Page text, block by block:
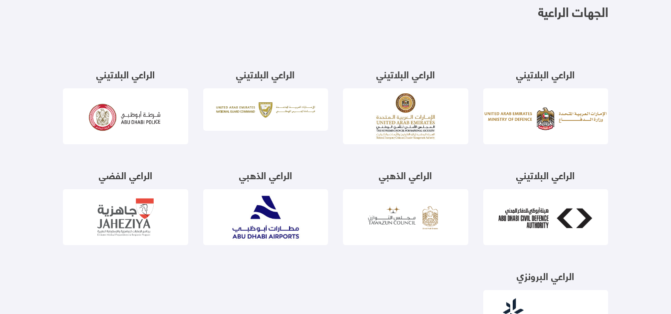
الجهات الراعية
الراعي البلاتيني الراعي البلاتيني الراعي البلاتيني الراعي البلاتيني
الراعي البلاتيني الراعي الذهبي الراعي الذهبي الراعي الفضي
الراعي البرونزي